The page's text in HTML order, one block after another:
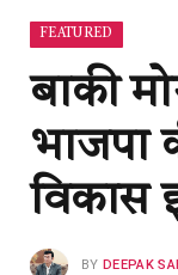
FEATURED
बाकी
भाजपा
विकास
BY DEEPAK